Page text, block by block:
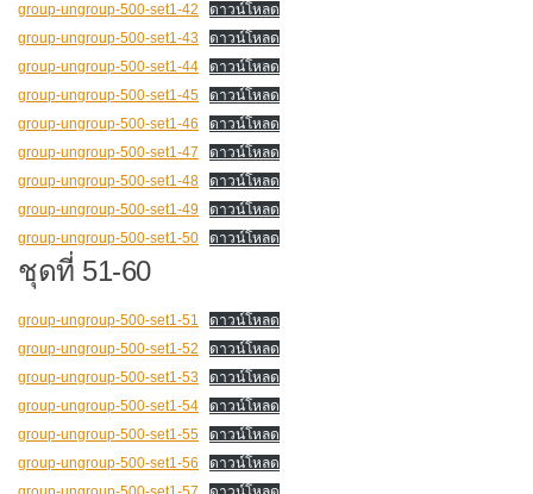
group-ungroup-500-set1-42
ดาวน์โหลด
group-ungroup-500-set1-43
ดาวน์โหลด
group-ungroup-500-set1-44
ดาวน์โหลด
group-ungroup-500-set1-45
ดาวน์โหลด
group-ungroup-500-set1-46
ดาวน์โหลด
group-ungroup-500-set1-47
ดาวน์โหลด
group-ungroup-500-set1-48
ดาวน์โหลด
group-ungroup-500-set1-49
ดาวน์โหลด
group-ungroup-500-set1-50
ดาวน์โหลด
ชุดที่ 51-60
group-ungroup-500-set1-51
ดาวน์โหลด
group-ungroup-500-set1-52
ดาวน์โหลด
group-ungroup-500-set1-53
ดาวน์โหลด
group-ungroup-500-set1-54
ดาวน์โหลด
group-ungroup-500-set1-55
ดาวน์โหลด
group-ungroup-500-set1-56
ดาวน์โหลด